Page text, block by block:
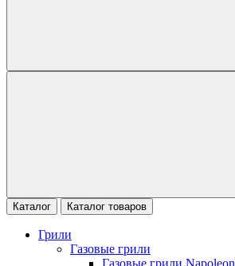
Каталог Каталог товаров
Грили
Газовые грили
Газовые грили Napoleon